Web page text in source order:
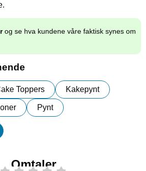
og se hva kundene våre faktisk synes om
Toppers Kakepynt
Pynt
Omtaler